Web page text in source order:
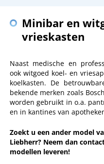
Service &
Downloads
Minibar en
vrieskasten
Naast medische en
ook witgoed koel- en
koelkasten. De
bekende merken zoals
worden gebruikt in o.a.
en in kantines van
Zoekt u een ander model
Liebherr? Neem dan
modellen leveren!